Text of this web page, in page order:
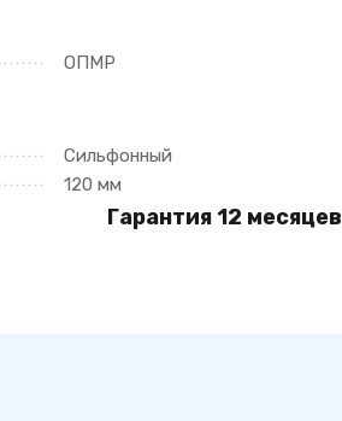
ОПМР
Сильфонный
120 мм
Гарантия 12 месяцев